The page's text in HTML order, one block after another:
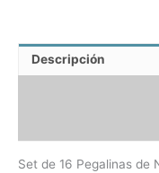
Descripción
Set de 16 Pegalinas de